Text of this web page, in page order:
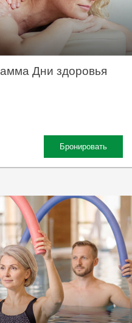
Дни здоровья
Бронировать